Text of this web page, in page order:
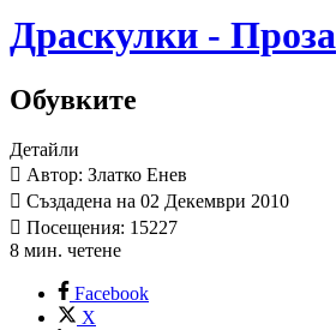
Драскулки - Проза
Обувките
Детайли
Автор: Златко Енев
Създадена на 02 Декември 2010
Посещения: 15227
8 мин. четене
Facebook
X